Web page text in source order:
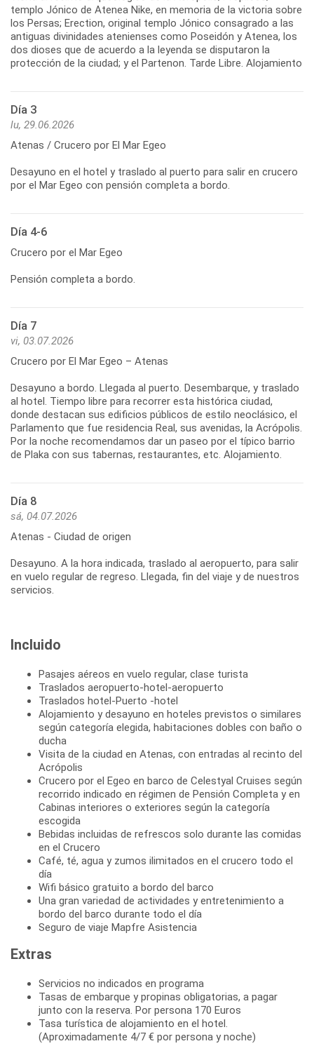
templo Jónico de Atenea Nike, en memoria de la victoria sobre
los Persas; Erection, original templo Jónico consagrado a las
antiguas divinidades atenienses como Poseidón y Atenea, los
dos dioses que de acuerdo a la leyenda se disputaron la
Día 3
lu, 29.06.2026
Atenas / Crucero por El Mar Egeo
Desayuno en el hotel y traslado al puerto para salir en crucero
Día 4-6
Crucero por el Mar Egeo
Día 7
vi, 03.07.2026
Crucero por El Mar Egeo – Atenas
Desayuno a bordo. Llegada al puerto. Desembarque, y traslado
al hotel. Tiempo libre para recorrer esta histórica ciudad,
donde destacan sus edificios públicos de estilo neoclásico, el
Parlamento que fue residencia Real, sus avenidas, la Acrópolis.
Por la noche recomendamos dar un paseo por el típico barrio
Día 8
sá, 04.07.2026
Atenas - Ciudad de origen
Desayuno. A la hora indicada, traslado al aeropuerto, para salir
en vuelo regular de regreso. Llegada, fin del viaje y de nuestros
Incluido
Pasajes aéreos en vuelo regular, clase turista
Traslados aeropuerto-hotel-aeropuerto
Traslados hotel-Puerto -hotel
Alojamiento y desayuno en hoteles previstos o similares
según categoría elegida, habitaciones dobles con baño o
ducha
Visita de la ciudad en Atenas, con entradas al recinto del
Acrópolis
Crucero por el Egeo en barco de Celestyal Cruises según
recorrido indicado en régimen de Pensión Completa y en
Cabinas interiores o exteriores según la categoría
escogida
Bebidas incluidas de refrescos solo durante las comidas
en el Crucero
Café, té, agua y zumos ilimitados en el crucero todo el
día
Wifi básico gratuito a bordo del barco
Una gran variedad de actividades y entretenimiento a
bordo del barco durante todo el día
Seguro de viaje Mapfre Asistencia
Extras
Servicios no indicados en programa
Tasas de embarque y propinas obligatorias, a pagar
junto con la reserva. Por persona 170 Euros
Tasa turística de alojamiento en el hotel.
(Aproximadamente 4/7 € por persona y noche)